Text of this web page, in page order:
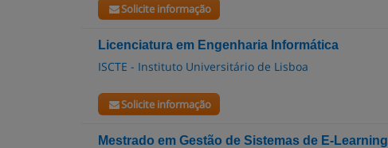
Solicite informação
Licenciatura em Engenharia Informática
ISCTE - Instituto Universitário de Lisboa
Solicite informação
Mestrado em Gestão de Sistemas de E-Learning